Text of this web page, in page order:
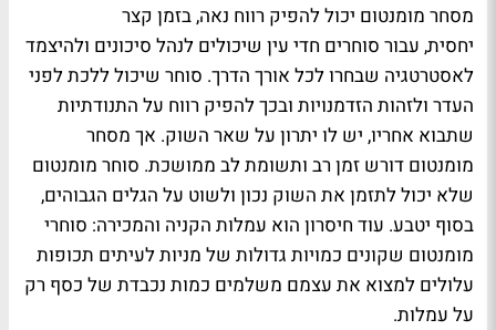
מסחר מומנטום יכול להפיק רווח נאה, בזמן קצר
יחסית, עבור סוחרים חדי עין שיכולים לנהל סיכונים ולהיצמד
לאסטרטגיה שבחרו לכל אורך הדרך. סוחר שיכול ללכת לפני
העדר ולזהות הזדמנויות ובכך להפיק רווח על התנודתיות
שתבוא אחריו, יש לו יתרון על שאר השוק. אך מסחר
מומנטום דורש זמן רב ותשומת לב ממושכת. סוחר מומנטום
שלא יכול לתזמן את השוק נכון ולשוט על הגלים הגבוהים,
בסוף יטבע. עוד חיסרון הוא עמלות הקניה והמכירה: סוחרי
מומנטום שקונים כמויות גדולות של מניות לעיתים תכופות
עלולים למצוא את עצמם משלמים כמות נכבדת של כסף רק
על עמלות.